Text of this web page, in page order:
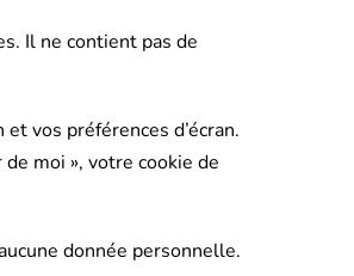
Il ne contient pas de
vos préférences d’écran.
de moi », votre cookie de
donnée personnelle.